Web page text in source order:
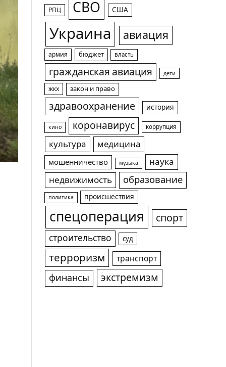
РПЦ СВО США
Украина авиация
армия бюджет власть
гражданская авиация дети
жкх закон и право
здравоохранение история
кино коронавирус коррупция
культура медицина
мошенничество музыка
наука
недвижимость
образование
политика происшествия
спецоперация спорт
строительство суд
терроризм транспорт
финансы экстремизм